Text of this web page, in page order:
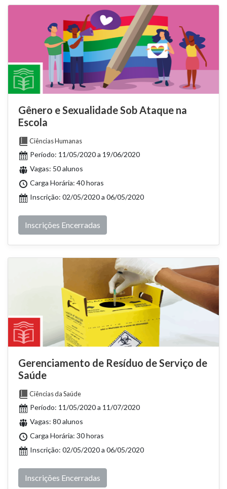
Gênero e Sexualidade Sob Ataque na
Escola
Ciências Humanas
Período: 11/05/2020 a 19/06/2020
Vagas: 50 alunos
Carga Horária: 40 horas
Inscrição: 02/05/2020 a 06/05/2020
Inscrições Encerradas
Gerenciamento de Resíduo de Serviço de
Saúde
Ciências da Saúde
Período: 11/05/2020 a 11/07/2020
Vagas: 80 alunos
Carga Horária: 30 horas
Inscrição: 02/05/2020 a 06/05/2020
Inscrições Encerradas